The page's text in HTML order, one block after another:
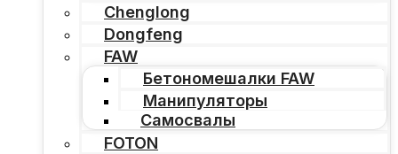
Chenglong
Dongfeng
FAW
Бетономешалки FAW
Манипуляторы
Самосвалы
FOTON